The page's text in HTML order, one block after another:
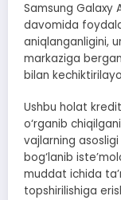
Samsung Galaxy
davomida
aniqlanganligini,
markaziga
bilan
Ushbu holat
o‘rganib
vajlarning
bog‘lanib
muddat ichida
topshirilishiga